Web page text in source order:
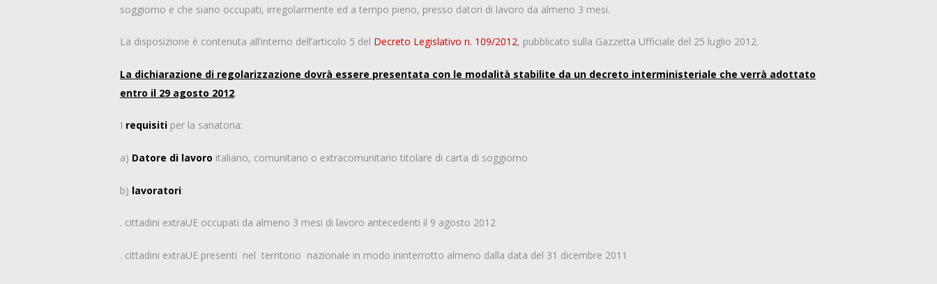
soggiorno e che siano occupati, irregolarmente ed a tempo pieno, presso datori di lavoro da almeno 3 mesi.
La disposizione è contenuta all’interno dell’articolo 5 del Decreto Legislativo n. 109/2012, pubblicato sulla Gazzetta Ufficiale del 25 luglio 2012.
La dichiarazione di regolarizzazione dovrà essere presentata con le modalità stabilite da un decreto interministeriale che verrà adottato
entro il 29 agosto 2012.
I requisiti per la sanatoria:
a) Datore di lavoro italiano, comunitario o extracomunitario titolare di carta di soggiorno
b) lavoratori:
. cittadini extraUE occupati da almeno 3 mesi di lavoro antecedenti il 9 agosto 2012
. cittadini extraUE presenti nel territorio nazionale in modo ininterrotto almeno dalla data del 31 dicembre 2011